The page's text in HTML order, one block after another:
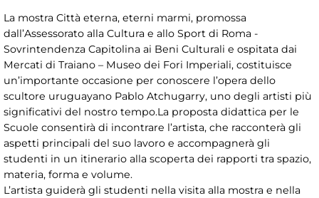
La mostra Città eterna, eterni marmi, promossa
dall’Assessorato alla Cultura e allo Sport di Roma -
Sovrintendenza Capitolina ai Beni Culturali e ospitata dai
Mercati di Traiano – Museo dei Fori Imperiali, costituisce
un’importante occasione per conoscere l’opera dello
scultore uruguayano Pablo Atchugarry, uno degli artisti più
significativi del nostro tempo.La proposta didattica per le
Scuole consentirà di incontrare l’artista, che racconterà gli
aspetti principali del suo lavoro e accompagnerà gli
studenti in un itinerario alla scoperta dei rapporti tra spazio,
materia, forma e volume.
L’artista guiderà gli studenti nella visita alla mostra e nella